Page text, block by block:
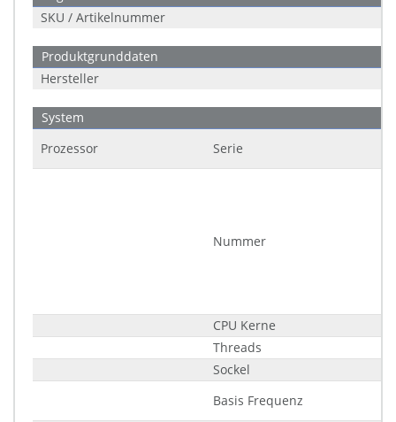
SKU / Artikelnummer
Produktgrunddaten
Hersteller
System
Prozessor
Serie
Nummer
CPU Kerne
Threads
Sockel
Basis Frequenz